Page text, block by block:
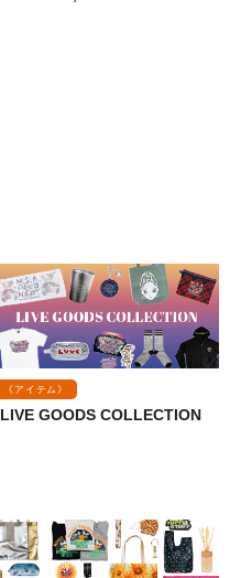
《アイテム》
LIVE GOODS COLLECTION